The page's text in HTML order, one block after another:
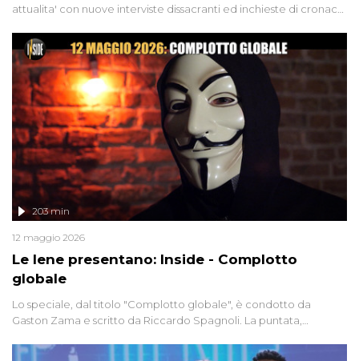
attualita' con nuove interviste dissacranti ed inchieste di cronaca
Le Iene presentano: Inside - Complotto
globale
203 min
12 maggio 2026
Lo speciale, dal titolo "Complotto globale", è condotto da
Gaston Zama e scritto da Riccardo Spagnoli. La puntata,
racconta l'universo delle narrazioni alternative, dei sospetti